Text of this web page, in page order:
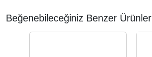
Beğenebileceğiniz Benzer Ürünler